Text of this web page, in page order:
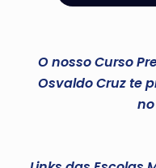
O nosso Curso
Osvaldo Cruz te